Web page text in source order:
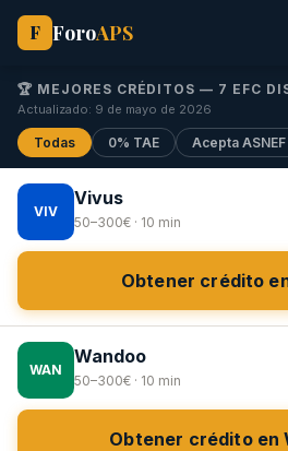
F ForoAPS
🏆 MEJORES CRÉDITOS — 7 EFC
Actualizado: 9 de mayo de 2026
Todas 0% TAE Acepta ASNEF
VIV
Vivus
50–300€ · 10 min
Obtener crédito
WAN
Wandoo
50–300€ · 10 min
Obtener crédito en